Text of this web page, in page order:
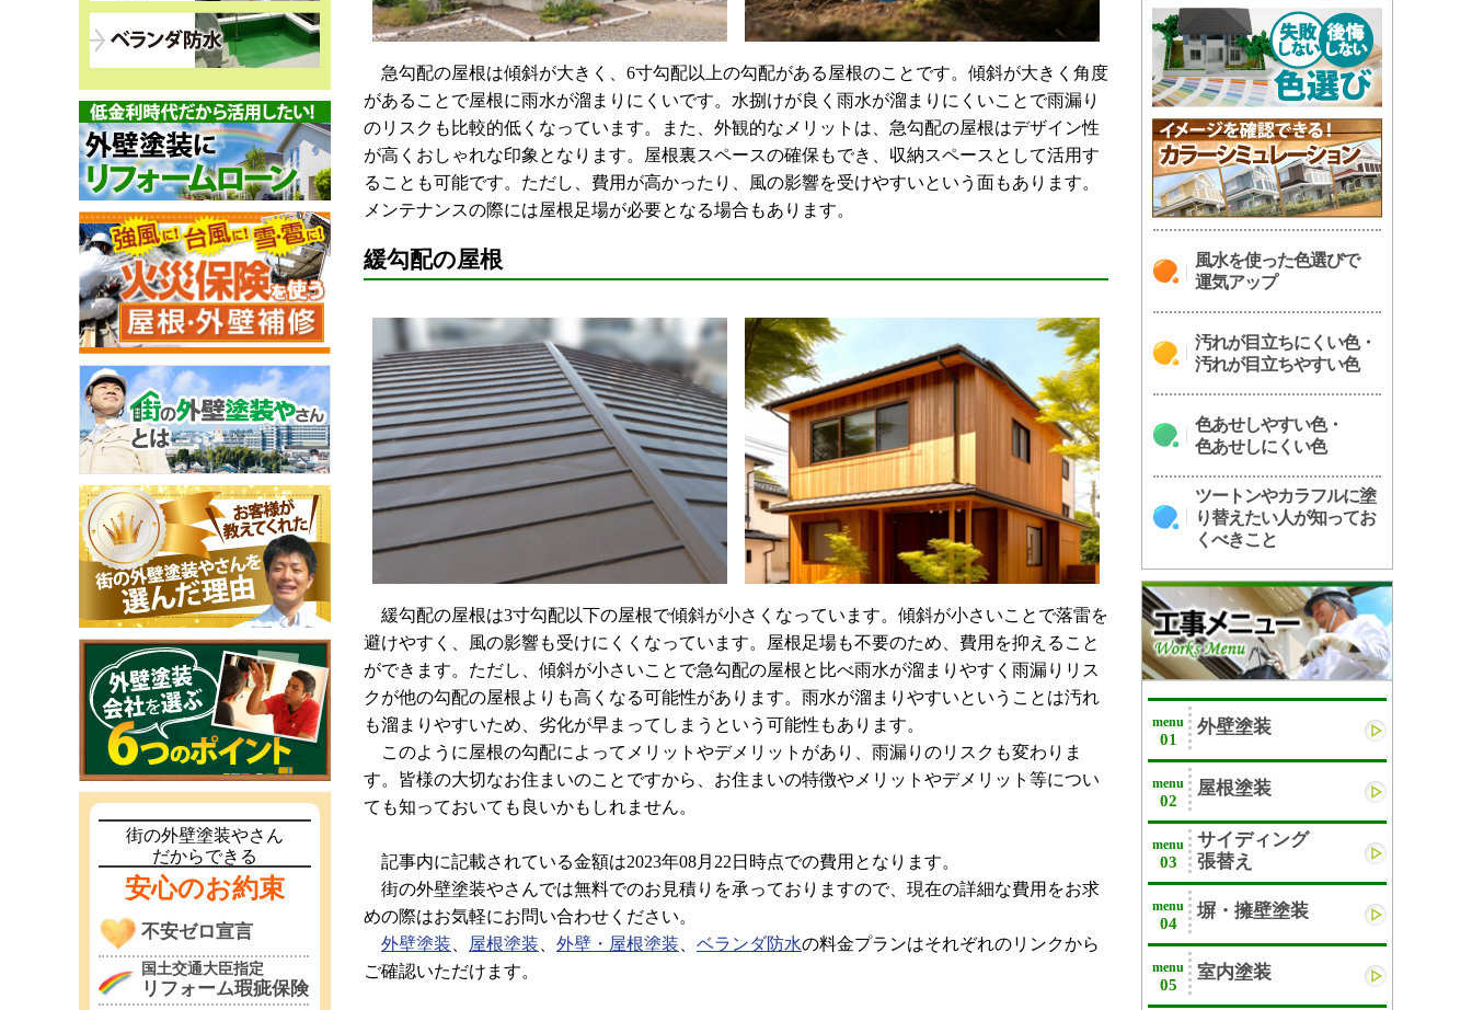
急勾配の屋根は傾斜が大きく、6寸勾配以上の勾配がある屋根のことです。傾斜が大きく角度
があることで屋根に雨水が溜まりにくいです。水捌けが良く雨水が溜まりにくいことで雨漏り
のリスクも比較的低くなっています。また、外観的なメリットは、急勾配の屋根はデザイン性
が高くおしゃれな印象となります。屋根裏スペースの確保もでき、収納スペースとして活用す
ることも可能です。ただし、費用が高かったり、風の影響を受けやすいという面もあります。
メンテナンスの際には屋根足場が必要となる場合もあります。
緩勾配の屋根
緩勾配の屋根は3寸勾配以下の屋根で傾斜が小さくなっています。傾斜が小さいことで落雷を
避けやすく、風の影響も受けにくくなっています。屋根足場も不要のため、費用を抑えること
ができます。ただし、傾斜が小さいことで急勾配の屋根と比べ雨水が溜まりやすく雨漏りリス
クが他の勾配の屋根よりも高くなる可能性があります。雨水が溜まりやすいということは汚れ
も溜まりやすいため、劣化が早まってしまうという可能性もあります。
このように屋根の勾配によってメリットやデメリットがあり、雨漏りのリスクも変わりま
す。皆様の大切なお住まいのことですから、お住まいの特徴やメリットやデメリット等につい
ても知っておいても良いかもしれません。
記事内に記載されている金額は2023年08月22日時点での費用となります。
街の外壁塗装やさんでは無料でのお見積りを承っておりますので、現在の詳細な費用をお求
めの際はお気軽にお問い合わせください。
外壁塗装
屋根塗装 外壁・屋根塗装 ベランダ防水の料金プランはそれぞれのリンクから
ご確認いただけます。
風水を使った色選びで
運気アップ
汚れが目立ちにくい色・
汚れが目立ちやすい色
色あせしやすい色・
色あせしにくい色
ツートンやカラフルに塗
り替えたい人が知ってお
くべきこと
menu
01
外壁塗装
menu
02
屋根塗装
menu
03
サイディング
張替え
menu
04
塀・擁壁塗装
menu
05
室内塗装
街の外壁塗装やさん
だからできる
安心のお約束
不安ゼロ宣言
国土交通大臣指定
リフォーム瑕疵保険